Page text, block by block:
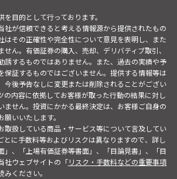
目的として行っております。
社が信頼できると考える情報源から提供されたもの
はその正確性や完全性について意見を表明し、また
ん。有価証券の購入、売却、デリバティブ取引、
誘するものではありません。また、過去の実績や予
保証するものではございません。提供する情報等は
今後予告なしに変更または削除されることがござい
の内容に依拠してお客様が取った行動の結果に対し
ません。投資にかかる最終決定は、お客様ご自身の
いいたします。
取扱している商品・サービス等について言及してい
とに手数料等およびリスクは異なりますので、詳し
」、「上場有価証券等書面」、「目論見書」、「目
社ウェブサイトの「リスク・手数料などの重要事項
みください。